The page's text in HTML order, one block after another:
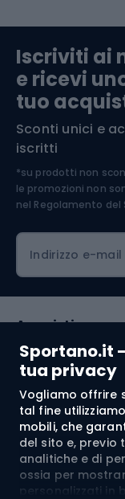
Sportano.it
tua privacy
Vogliamo offrire
tal fine
mobili, che
del sito e, previo
analitiche e di
ossia per
personalizzati in
Componenti
Arrampicata
Medicina
Iscriviti ai
e ricevi
tuo
Sconti unici e
iscritti
*su prodotti non
le promozioni non
nel Regolamento del
Indirizzo e-mail
Acquisti
Servizio clienti
Regolamento
Chi siamo